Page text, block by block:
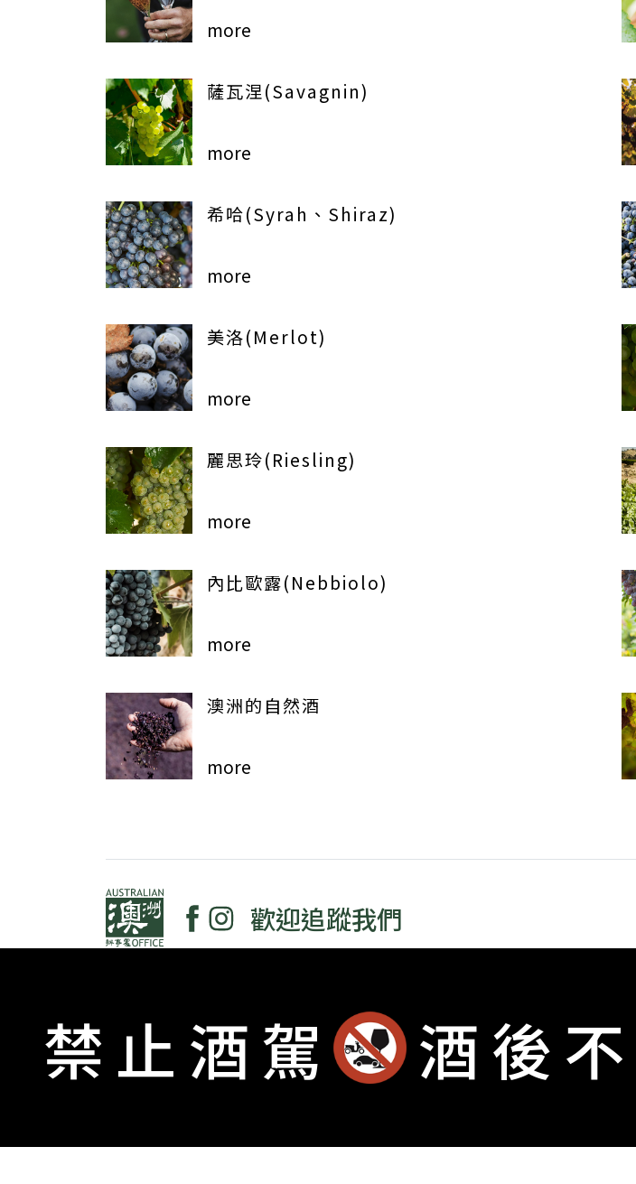
more
薩瓦涅(Savagnin)
more
希哈(Syrah、Shiraz)
more
美洛(Merlot)
more
麗思玲(Riesling)
more
內比歐露(Nebbiolo)
more
澳洲的自然酒
more
歡迎追蹤我們
禁止酒駕 酒後